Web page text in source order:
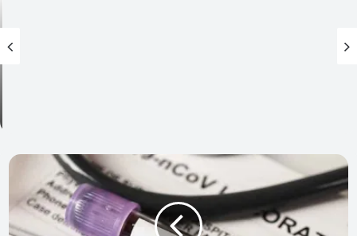
65
casos
de
Covid-